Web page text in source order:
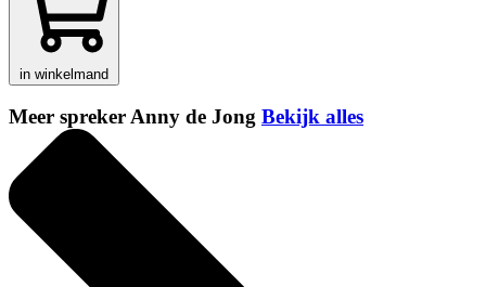
in winkelmand
Meer spreker Anny de Jong Bekijk alles